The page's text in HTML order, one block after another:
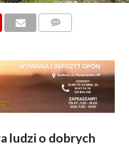
ludzi o dobrych